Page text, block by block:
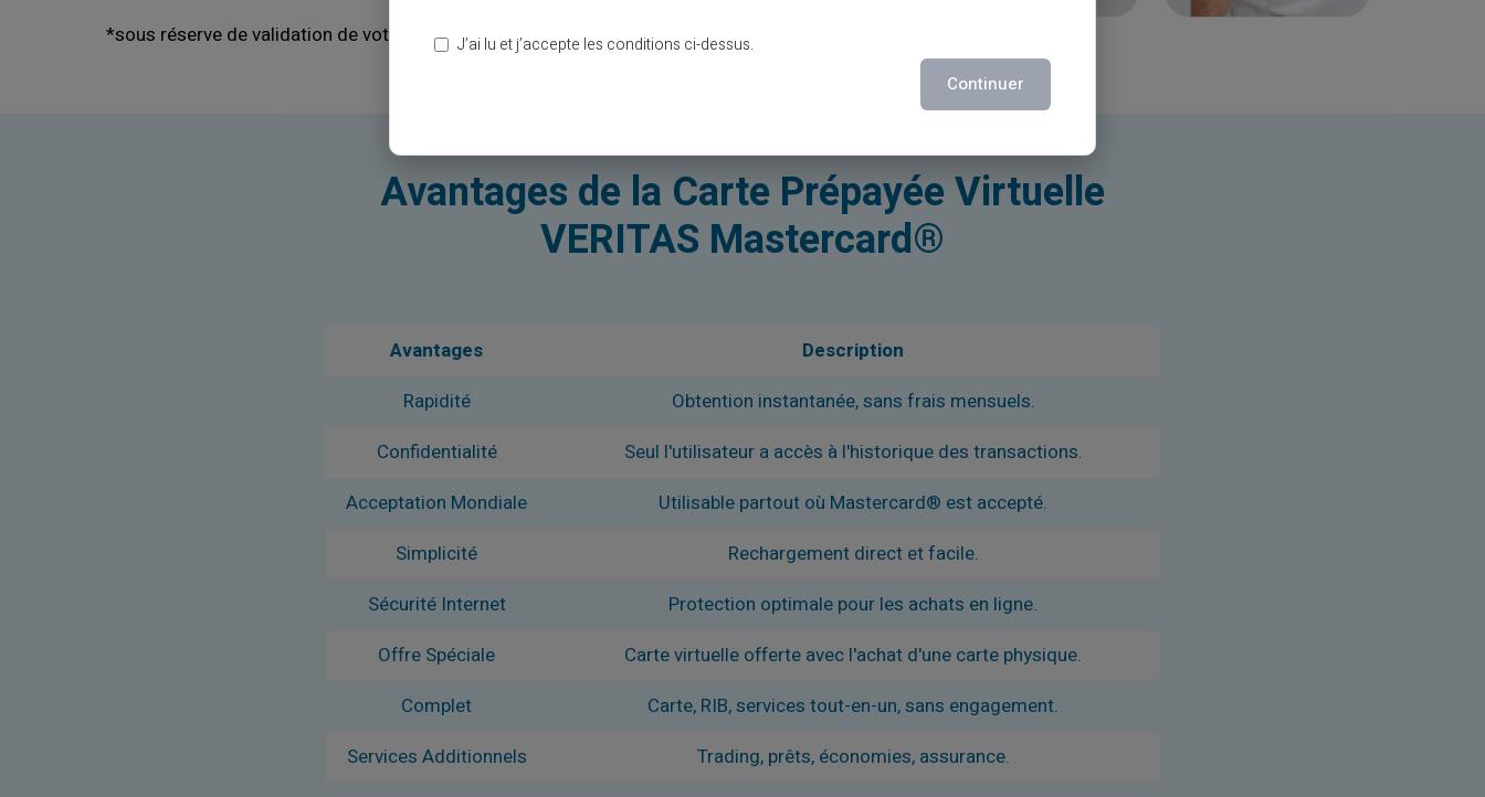
*sous réserve de validation de votre identification digitale
Avantages de la Carte Prépayée Virtuelle
VERITAS Mastercard®
Avantages
Description
Rapidité
Obtention instantanée, sans frais mensuels.
Confidentialité
Seul l'utilisateur a accès à l'historique des transactions.
Acceptation Mondiale
Utilisable partout où Mastercard® est accepté.
Simplicité
Rechargement direct et facile.
Sécurité Internet
Protection optimale pour les achats en ligne.
Offre Spéciale
Carte virtuelle offerte avec l'achat d'une carte physique.
Complet
Carte, RIB, services tout-en-un, sans engagement.
Services Additionnels
Trading, prêts, économies, assurance.
J’ai lu et j’accepte les conditions ci-dessus.
Continuer